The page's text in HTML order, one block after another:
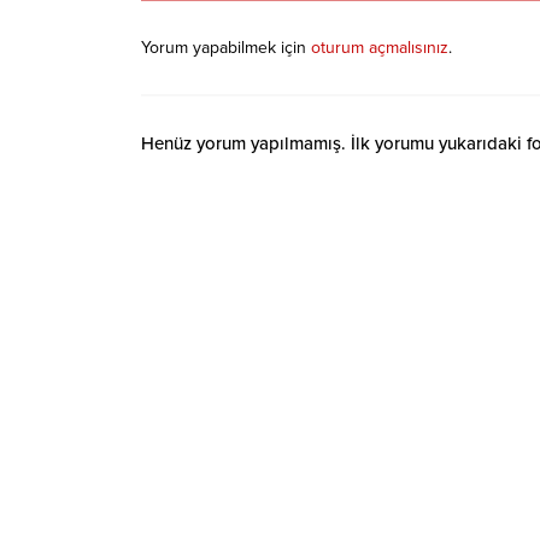
Yorum yapabilmek için oturum açmalısınız.
Henüz yorum yapılmamış. İlk yorumu yukarıdaki